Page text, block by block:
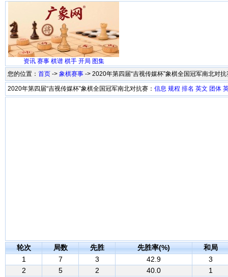
资讯 赛事 棋谱 棋手 开局 图集
您的位置： 首页 -> 象棋赛事 -> 2020年第四届“吉视传媒杯”象棋全国冠军南北对
2020年第四届“吉视传媒杯”象棋全国冠军南北对抗赛： 信息 规程 排名 英文 团体
轮次 局数 先胜 先胜率(%)
和局
1
7 3 42.9
3
2
5 2 40.0
1